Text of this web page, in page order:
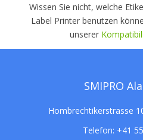
Wissen Sie nicht, welche
Label Printer benutzen
unserer
SMIPRO
Hombrechtikerstrasse
Telefon: +41